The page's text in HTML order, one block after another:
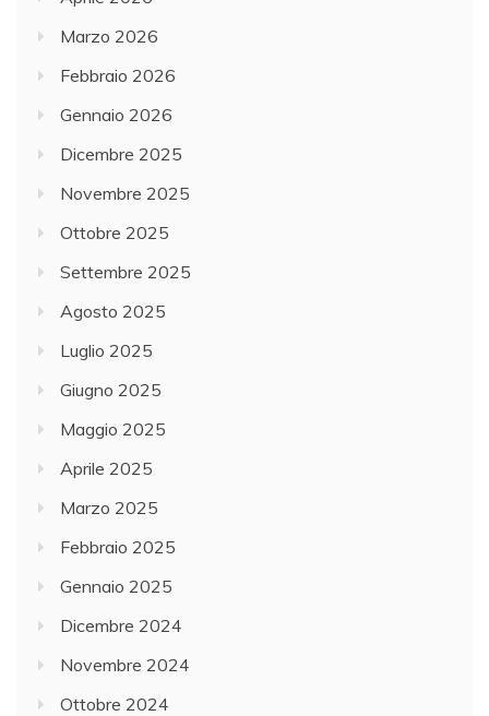
Marzo 2026
Febbraio 2026
Gennaio 2026
Dicembre 2025
Novembre 2025
Ottobre 2025
Settembre 2025
Agosto 2025
Luglio 2025
Giugno 2025
Maggio 2025
Aprile 2025
Marzo 2025
Febbraio 2025
Gennaio 2025
Dicembre 2024
Novembre 2024
Ottobre 2024